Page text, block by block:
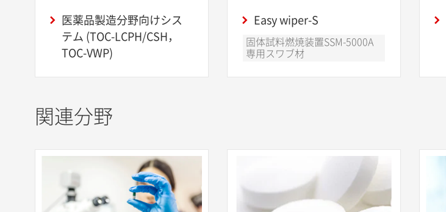
医薬品製造分野向けシス
テム (TOC-LCPH/CSH，
TOC-VWP)
Easy wiper-S
固体試料燃焼装置SSM-5000A
専用スワブ材
関連分野